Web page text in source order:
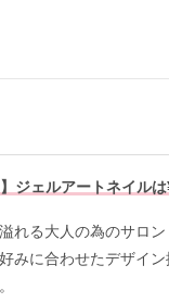
】ジェルアートネイ
れる大人の為のサロ
みに合わせたデザイ